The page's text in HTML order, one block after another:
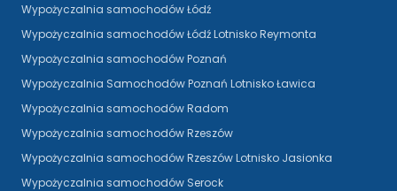
Wypożyczalnia samochodów Łódź
Wypożyczalnia samochodów Łódź Lotnisko Reymonta
Wypożyczalnia samochodów Poznań
Wypożyczalnia Samochodów Poznań Lotnisko Ławica
Wypożyczalnia samochodów Radom
Wypożyczalnia samochodów Rzeszów
Wypożyczalnia samochodów Rzeszów Lotnisko Jasionka
Wypożyczalnia samochodów Serock